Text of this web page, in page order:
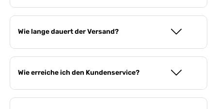
Wie lange dauert der Versand?
Wie erreiche ich den Kundenservice?